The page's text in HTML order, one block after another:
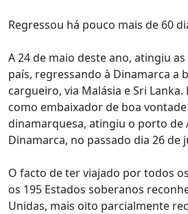
Regressou há pouco mais de 60
A 24 de maio deste ano, atingiu as
país, regressando à Dinamarca a
cargueiro, via Malásia e Sri
como embaixador de boa
dinamarquesa, atingiu o porto de
Dinamarca, no passado dia 26 de
O facto de ter viajado por todos
os 195 Estados soberanos
Unidas, mais oito parcialmente